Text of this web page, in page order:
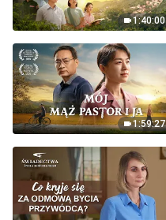
1:40:00
1:59:27